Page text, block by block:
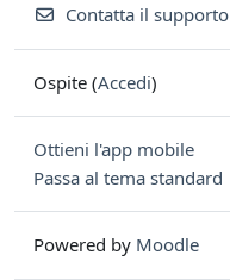
Contatta il supporto
Ospite (Accedi)
Ottieni l'app mobile
Passa al tema standard
Powered by Moodle